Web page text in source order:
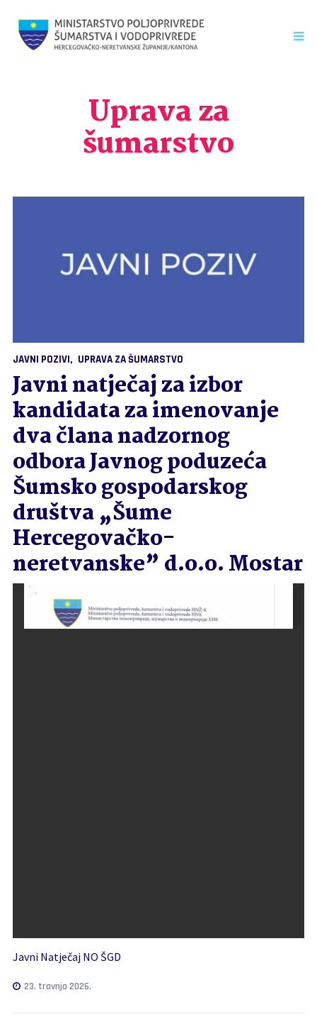
Uprava za
šumarstvo
JAVNI POZIVI UPRAVA ZA ŠUMARSTVO
Javni natječaj za izbor
kandidata za imenovanje
dva člana nadzornog
odbora Javnog poduzeća
Šumsko gospodarskog
društva „Šume
Hercegovačko-
neretvanske” d.o.o. Mostar
Javni Natječaj NO ŠGD
23. travnja 2026.